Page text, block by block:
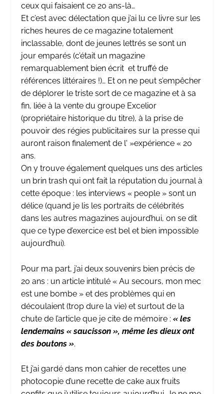
ceux qui faisaient ce 20 ans-là…
Et c’est avec délectation que j’ai lu ce livre sur les
riches heures de ce magazine totalement
inclassable, dont de jeunes lettrés se sont un
jour emparés (c’était un magazine
remarquablement bien écrit et truffé de
références littéraires !)… Et on ne peut s’empêcher
de déplorer le triste sort de ce magazine et à sa
fin, liée à la vente du groupe Excelior
(propriétaire historique du titre), à la prise de
pouvoir des régies publicitaires sur la presse qui
auront raison finalement de l' »expérience « 20
ans.
On y trouve également quelques uns des articles
un brin trash qui ont fait la réputation du journal à
cette époque : les interviews « people » sont un
délice (quand je lis les portraits de célébrités
dans les autres magazines aujourd’hui, on se dit
que ce type d’exercice est bel et bien impossible
aujourd’hui).
Pour ma part, j’ai deux souvenirs bien précis de
20 ans : un article intitulé « Au secours, mon mec
est une bombe » et des problèmes qui en
découlaient (trop dure la vie) et surtout de la
chute de l’article que je cite de mémoire :« les
lendemains « saucisson », même les dieux ont
des boutons ».
Et j’ai gardé dans mon cahier de recettes une
photocopie d’une recette de cake aux fruits